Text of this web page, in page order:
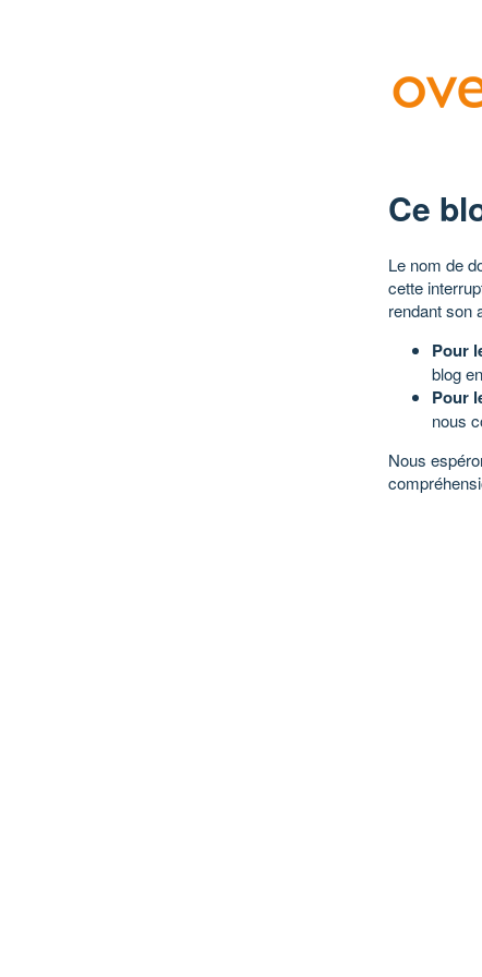
Ce
Le nom de
cette
rendant son
Pour
blog
Pour
nous
Nous